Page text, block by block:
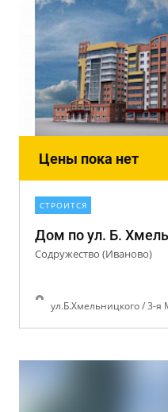
Цены пока нет
СТРОИТСЯ
Содружество (Иваново)